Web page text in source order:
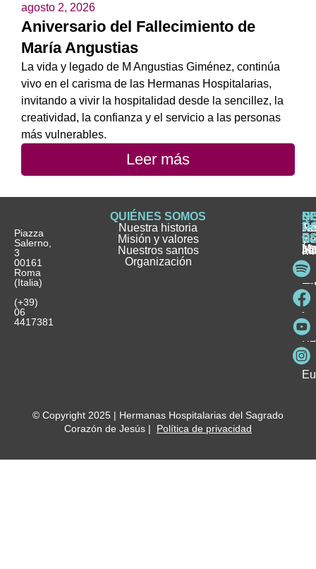
agosto 2, 2026
Aniversario del Fallecimiento de
María Angustias
La vida y legado de M Angustias Giménez, continúa
vivo en el carisma de las Hermanas Hospitalarias,
invitando a vivir la hospitalidad desde la sencillez, la
creatividad, la confianza y el servicio a las personas
más vulnerables.
Leer más
Piazza
Salerno,
3
00161
Roma
(Italia)
(+39)
06
4417381
QUIÉNES SOMOS
Nuestra historia
Misión y valores
Nuestros santos
Organización
e
y
y
© Copyright 2025 | Hermanas Hospitalarias del Sagrado
Corazón de Jesús | Política de privacidad